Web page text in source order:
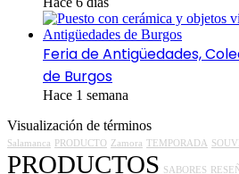
Feria de Antigüedades,
de Burgos
Hace 1 semana
Visualización de términos
Salamanca PRODUCTO Zamora TEMPORADA
PRODUCTOS SABORES